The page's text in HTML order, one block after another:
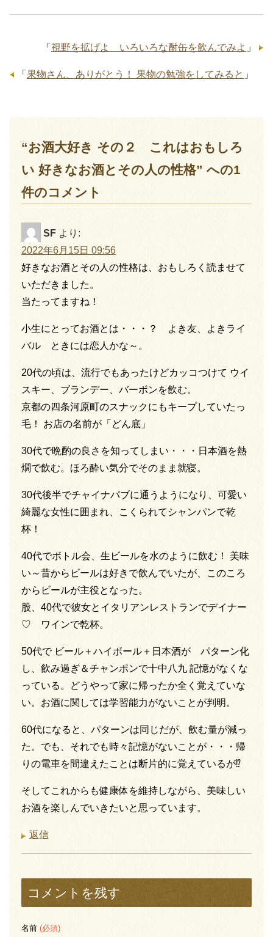
「 視野を拡げよ いろいろな酎缶を飲んでみよ 」
「 果物さん、ありがとう！ 果物の勉強をしてみると 」
“お酒大好き その２ これはおもしろ
い 好きなお酒とその人の性格” への1
件のコメント
SF より:
2022年6月15日 09:56
好きなお酒とその人の性格は、おもしろく読ませて
いただきました。
当たってますね！
小生にとってお酒とは・・・？ よき友、よきライ
バル ときには恋人かな～。
20代の頃は、流行でもあったけどカッコつけて ウイ
スキー、ブランデー、バーボンを飲む。
京都の四条河原町のスナックにもキープしていたっ
毛！ お店の名前が「どん底」
30代で晩酌の良さを知ってしまい・・・日本酒を熱
燗で飲む。ほろ酔い気分でそのまま就寝。
30代後半でチャイナパブに通うようになり、可愛い
綺麗な女性に囲まれ、こくられてシャンパンで乾
杯！
40代でボトル会、生ビールを水のように飲む！ 美味
い～昔からビールは好きで飲んでいたが、このころ
からビールが主役となった。
股、40代で彼女とイタリアンレストランでデイナー
♡ ワインで乾杯。
50代で ビール＋ハイボール＋日本酒が パターン化
し、飲み過ぎ＆チャンポンで十中八九 記憶がなくな
っている。どうやって家に帰ったか全く覚えていな
い。お酒に関しては学習能力がないことが判明。
60代になると、パターンは同じだが、飲む量が減っ
た。でも、それでも時々記憶がないことが・・・帰
りの電車を間違えたことは断片的に覚えているが⁉
そしてこれからも健康体を維持しながら、美味しい
お酒を楽しんでいきたいと思っています。
返信
コメントを残す
名前 (必須)